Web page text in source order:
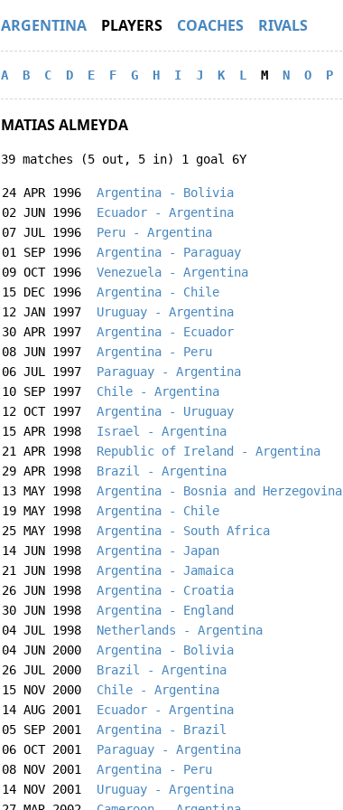
ARGENTINA PLAYERS COACHES RIVALS
A B C D E F G H I J K L M N O P
MATIAS ALMEYDA
39 matches (5 out, 5 in) 1 goal 6Y
24 APR 1996 Argentina - Bolivia
02 JUN 1996
Ecuador - Argentina
07 JUL 1996
Peru - Argentina
01 SEP 1996
Argentina - Paraguay
09 OCT 1996
Venezuela - Argentina
15 DEC 1996
Argentina - Chile
12 JAN 1997
Uruguay - Argentina
30 APR 1997
Argentina - Ecuador
08 JUN 1997
Argentina - Peru
06 JUL 1997
Paraguay - Argentina
10 SEP 1997
Chile - Argentina
12 OCT 1997
Argentina - Uruguay
15 APR 1998
Israel - Argentina
21 APR 1998
Republic of Ireland - Argentina
29 APR 1998
Brazil - Argentina
13 MAY 1998
Argentina - Bosnia and Herzegovina
19 MAY 1998
Argentina - Chile
25 MAY 1998
Argentina - South Africa
14 JUN 1998
Argentina - Japan
21 JUN 1998
Argentina - Jamaica
26 JUN 1998
Argentina - Croatia
30 JUN 1998
Argentina - England
04 JUL 1998
Netherlands - Argentina
04 JUN 2000
Argentina - Bolivia
26 JUL 2000
Brazil - Argentina
15 NOV 2000
Chile - Argentina
14 AUG 2001
Ecuador - Argentina
05 SEP 2001
Argentina - Brazil
06 OCT 2001
Paraguay - Argentina
08 NOV 2001
Argentina - Peru
14 NOV 2001
Uruguay - Argentina